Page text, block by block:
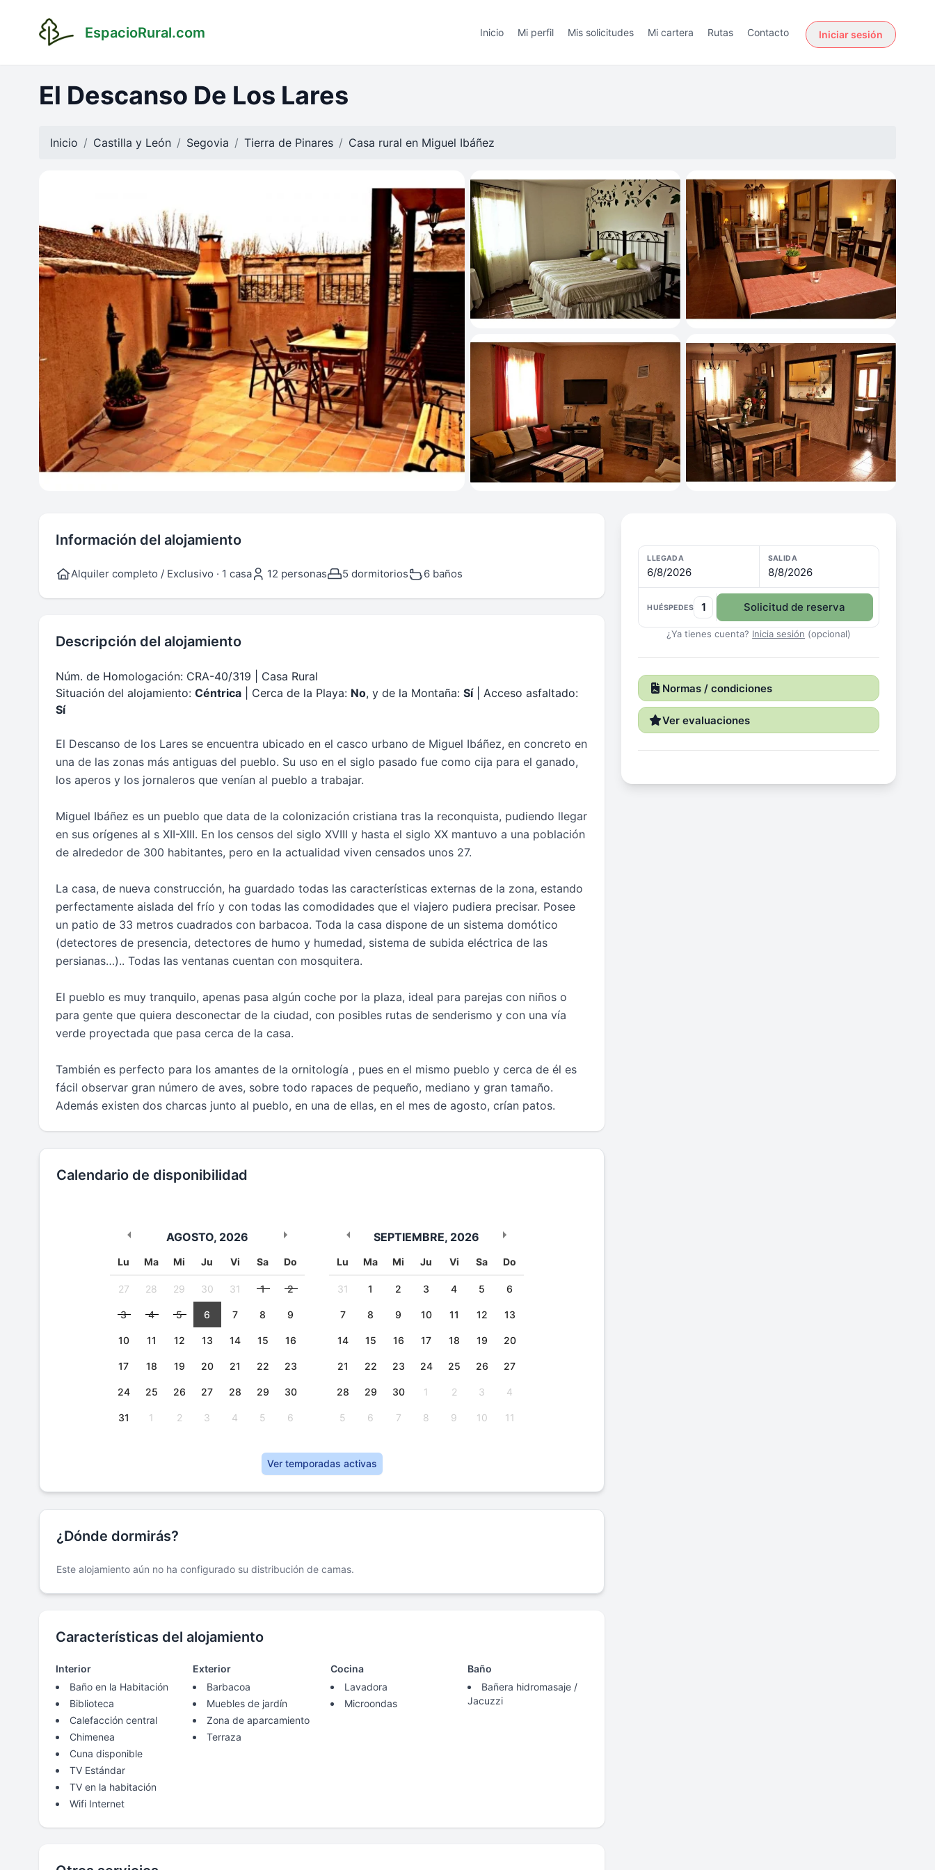
EspacioRural.com Inicio Mi perfil Mis solicitudes Mi cartera Rutas Contacto Iniciar sesión
El Descanso De Los Lares
Inicio Castilla y León Segovia Tierra de Pinares Casa rural en Miguel Ibáñez
Información del alojamiento
Alquiler completo / Exclusivo · 1 casa 12 personas 5 dormitorios 6 baños
Descripción del alojamiento
Núm. de Homologación: CRA-40/319 | Casa Rural
Situación del alojamiento: Céntrica | Cerca de la Playa: No, y de la Montaña: Sí| Acceso asfaltado:
Sí
El Descanso de los Lares se encuentra ubicado en el casco urbano de Miguel Ibáñez, en concreto en
una de las zonas más antiguas del pueblo. Su uso en el siglo pasado fue como cija para el ganado,
los aperos y los jornaleros que venían al pueblo a trabajar.
Miguel Ibáñez es un pueblo que data de la colonización cristiana tras la reconquista, pudiendo llegar
en sus orígenes al s XII-XIII. En los censos del siglo XVIII y hasta el siglo XX mantuvo a una población
de alrededor de 300 habitantes, pero en la actualidad viven censados unos 27.
La casa, de nueva construcción, ha guardado todas las características externas de la zona, estando
perfectamente aislada del frío y con todas las comodidades que el viajero pudiera precisar. Posee
un patio de 33 metros cuadrados con barbacoa. Toda la casa dispone de un sistema domótico
(detectores de presencia, detectores de humo y humedad, sistema de subida eléctrica de las
persianas…).. Todas las ventanas cuentan con mosquitera.
El pueblo es muy tranquilo, apenas pasa algún coche por la plaza, ideal para parejas con niños o
para gente que quiera desconectar de la ciudad, con posibles rutas de senderismo y con una vía
verde proyectada que pasa cerca de la casa.
También es perfecto para los amantes de la ornitología , pues en el mismo pueblo y cerca de él es
fácil observar gran número de aves, sobre todo rapaces de pequeño, mediano y gran tamaño.
Además existen dos charcas junto al pueblo, en una de ellas, en el mes de agosto, crían patos.
Calendario de disponibilidad
AGOSTO, 2026
Lu Ma Mi Ju Vi Sa Do
27 28 29 30 31 1 2
3 4 5 6 7 8 9
10 11 12 13 14 15 16
17 18 19 20 21 22 23
24 25 26 27 28 29 30
31 1 2 3 4 5 6
SEPTIEMBRE, 2026
Lu Ma Mi Ju Vi Sa Do
31 1 2 3 4 5 6
7 8 9 10 11 12 13
14 15 16 17 18 19 20
21 22 23 24 25 26 27
28 29 30 1 2 3 4
5 6 7 8 9 10 11
Ver temporadas activas
¿Dónde dormirás?
Este alojamiento aún no ha configurado su distribución de camas.
Características del alojamiento
Interior
Baño en la Habitación
Biblioteca
Calefacción central
Chimenea
Cuna disponible
TV Estándar
TV en la habitación
Wifi Internet
Exterior
Barbacoa
Muebles de jardín
Zona de aparcamiento
Terraza
Cocina
Lavadora
Microondas
Baño
Bañera hidromasaje /
Jacuzzi
LLEGADA
6/8/2026
SALIDA
8/8/2026
HUÉSPEDES 1 Solicitud de reserva
¿Ya tienes cuenta? Inicia sesión (opcional)
Normas / condiciones
Ver evaluaciones